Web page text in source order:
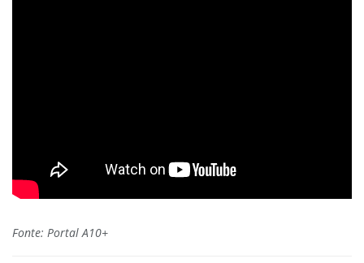
Fonte: Portal A10+